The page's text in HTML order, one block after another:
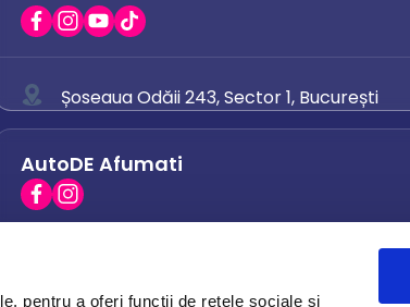
pentru a oferi funcții de rețele sociale și
Șoseaua Odăii 243, Sector 1, București
0742 444 194
office.odaii@autode.ro
AutoDE Afumati